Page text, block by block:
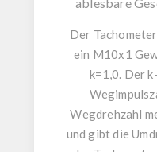
ablesbare
Der
ein M10x1
k=1,0. Der
Wegdrehzahl
und gibt die